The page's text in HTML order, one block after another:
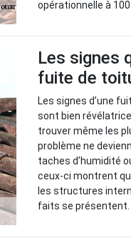
opérationnelle à 100
Les signes
fuite de
Les signes d’une
sont bien
trouver même les
problème ne
taches d’humidité
ceux-ci montrent
les structures
faits se présentent.